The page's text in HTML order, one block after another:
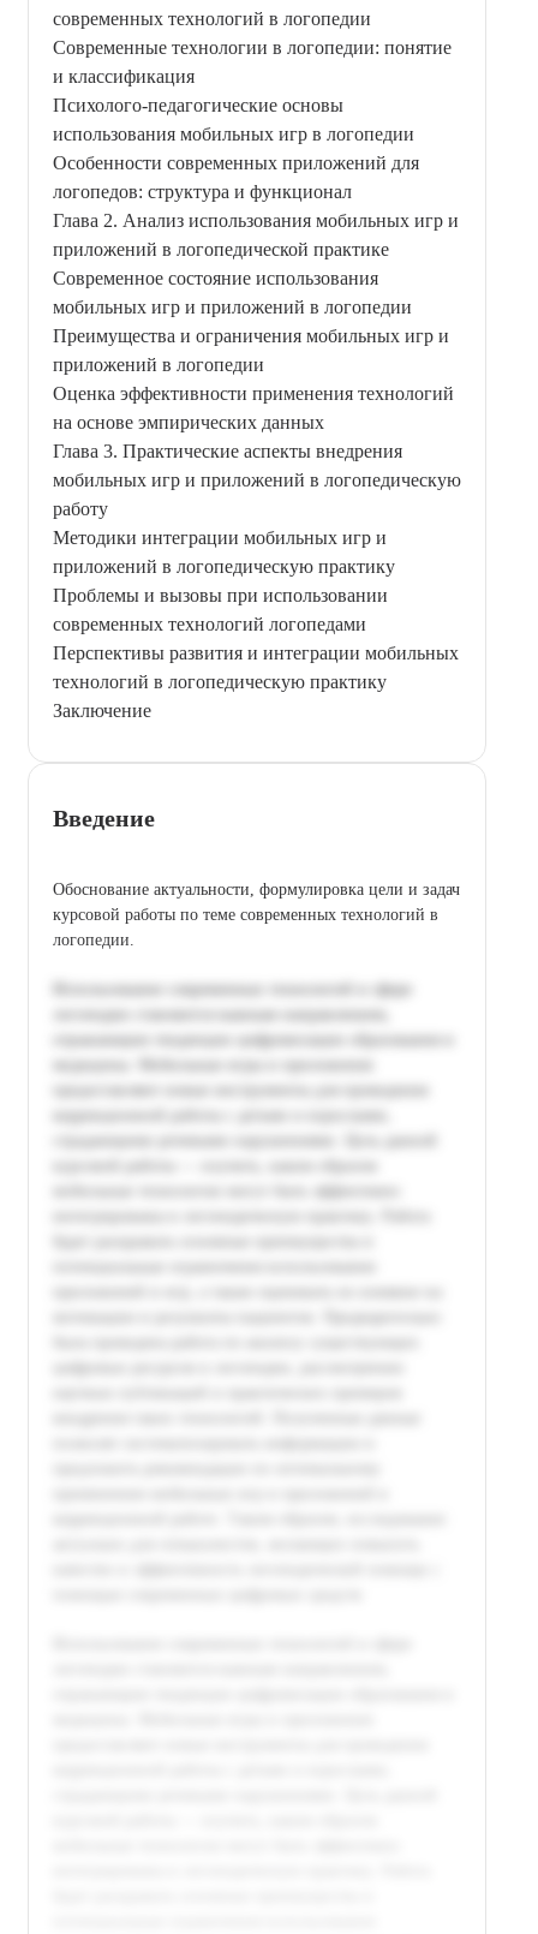
современных технологий в логопедии
Современные технологии в логопедии: понятие
и классификация
Психолого-педагогические основы
использования мобильных игр в логопедии
Особенности современных приложений для
логопедов: структура и функционал
Глава 2. Анализ использования мобильных игр и
приложений в логопедической практике
Современное состояние использования
мобильных игр и приложений в логопедии
Преимущества и ограничения мобильных игр и
приложений в логопедии
Оценка эффективности применения технологий
на основе эмпирических данных
Глава 3. Практические аспекты внедрения
мобильных игр и приложений в логопедическую
работу
Методики интеграции мобильных игр и
приложений в логопедическую практику
Проблемы и вызовы при использовании
современных технологий логопедами
Перспективы развития и интеграции мобильных
технологий в логопедическую практику
Заключение
Введение
Обоснование актуальности, формулировка цели и задач
курсовой работы по теме современных технологий в
логопедии.